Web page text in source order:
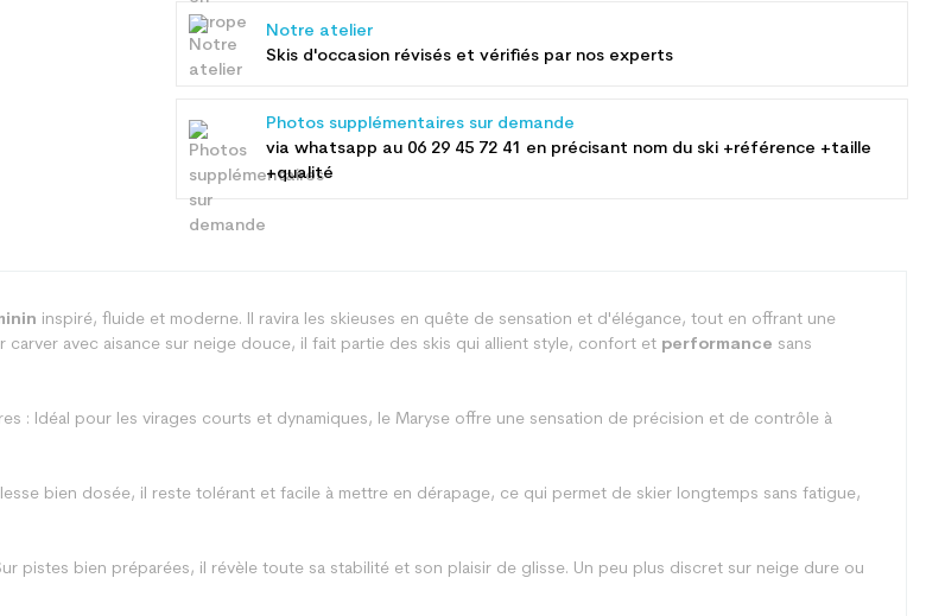
Notre atelier
Skis d'occasion révisés et vérifiés par nos experts
Photos supplémentaires sur demande
via whatsapp au 06 29 45 72 41 en précisant nom du ski +référence +taille
+qualité
inspiré, fluide et moderne. Il ravira les skieuses en quête de sensation et d'élégance, tout en offrant une
carver avec aisance sur neige douce, il fait partie des skis qui allient style, confort et performance sans
: Idéal pour les virages courts et dynamiques, le Maryse offre une sensation de précision et de contrôle à
bien dosée, il reste tolérant et facile à mettre en dérapage, ce qui permet de skier longtemps sans fatigue,
pistes bien préparées, il révèle toute sa stabilité et son plaisir de glisse. Un peu plus discret sur neige dure ou